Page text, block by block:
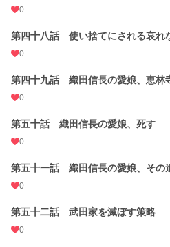
0
第四十八話 使い捨てにされる哀れ
0
第四十九話 織田信長の愛娘、恵林
0
第五十話 織田信長の愛娘、死す
0
第五十一話 織田信長の愛娘、その
0
第五十二話 武田家を滅ぼす策略
0